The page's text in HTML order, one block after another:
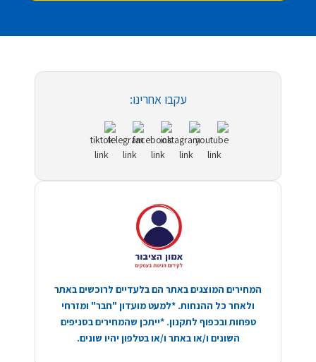
עקבו אחרינו:
המחירים המוצגים באתר הם בלעדיים לרוכשים באתר
ולאחר כל ההנחות. *למעט מועדון "חבר" ומזרחי
טפחות ובכפוף לתקנון. *ייתכן שהמחירים בסניפים
השונים ו/או באתר ו/או בטלפון יהיו שונים.